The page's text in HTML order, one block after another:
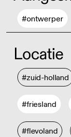
#ontwerper
Locatie
#zuid-holland
#friesland
#flevoland